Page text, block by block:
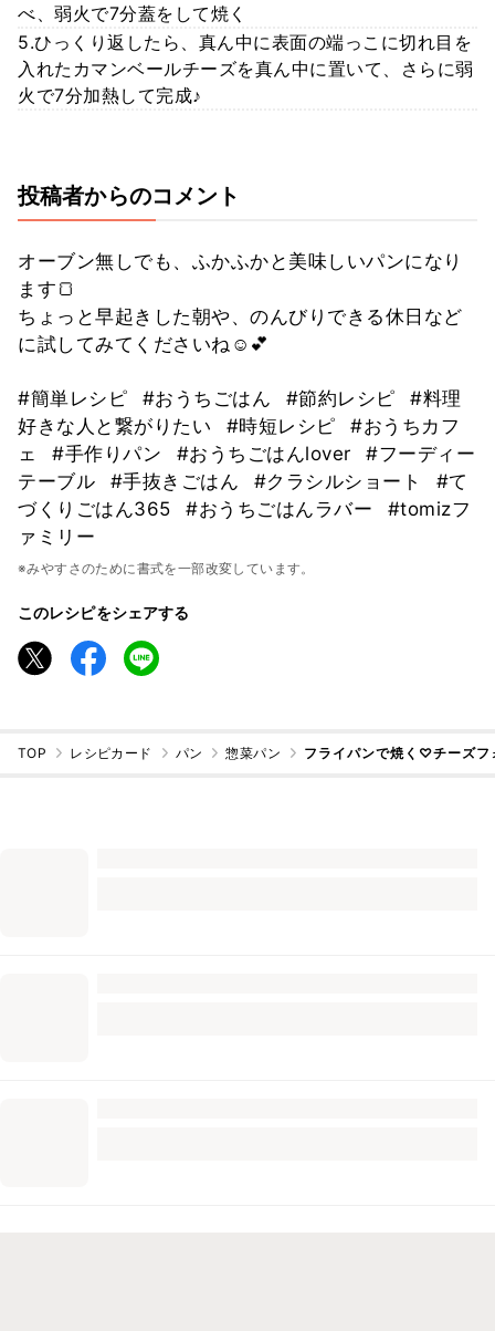
べ、弱火で7分蓋をして焼く
5.ひっくり返したら、真ん中に表面の端っこに切れ目を
入れたカマンベールチーズを真ん中に置いて、さらに弱
火で7分加熱して完成♪
投稿者からのコメント
オーブン無しでも、ふかふかと美味しいパンになり
ます🍞
ちょっと早起きした朝や、のんびりできる休日など
に試してみてくださいね☺️💕
#簡単レシピ #おうちごはん #節約レシピ
#料理
好きな人と繋がりたい
#時短レシピ
#おうちカフ
ェ
#手作りパン #おうちごはんlover
#フーディー
テーブル
#手抜きごはん #クラシルショート
#て
づくりごはん365
#おうちごはんラバー
#tomizフ
ァミリー
※みやすさのために書式を一部改変しています。
このレシピをシェアする
TOP レシピカード パン 惣菜パン フライパンで焼く♡チーズフ